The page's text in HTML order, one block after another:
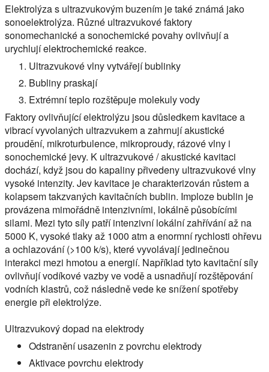
Elektrolýza s ultrazvukovým buzením je také známá jako
sonoelektrolýza. Různé ultrazvukové faktory
sonomechanické a sonochemické povahy ovlivňují a
urychlují elektrochemické reakce.
Ultrazvukové vlny vytvářejí bublinky
Bubliny praskají
Extrémní teplo rozštěpuje molekuly vody
Faktory ovlivňující elektrolýzu jsou důsledkem kavitace a
vibrací vyvolaných ultrazvukem a zahrnují akustické
proudění, mikroturbulence, mikroproudy, rázové vlny i
sonochemické jevy. K ultrazvukové / akustické kavitaci
dochází, když jsou do kapaliny přivedeny ultrazvukové vlny
vysoké intenzity. Jev kavitace je charakterizován růstem a
kolapsem takzvaných kavitačních bublin. Imploze bublin je
provázena mimořádně intenzivními, lokálně působícími
silami. Mezi tyto síly patří intenzivní lokální zahřívání až na
5000 K, vysoké tlaky až 1000 atm a enormní rychlosti ohřevu
a ochlazování (>100 k/s), které vyvolávají jedinečnou
interakci mezi hmotou a energií. Například tyto kavitační síly
ovlivňují vodíkové vazby ve vodě a usnadňují rozštěpování
vodních klastrů, což následně vede ke snížení spotřeby
energie při elektrolýze.
Ultrazvukový dopad na elektrody
Odstranění usazenin z povrchu elektrody
Aktivace povrchu elektrody